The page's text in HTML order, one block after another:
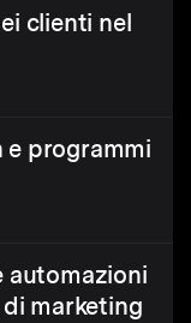
clienti nel
e programmi
automazioni
marketing